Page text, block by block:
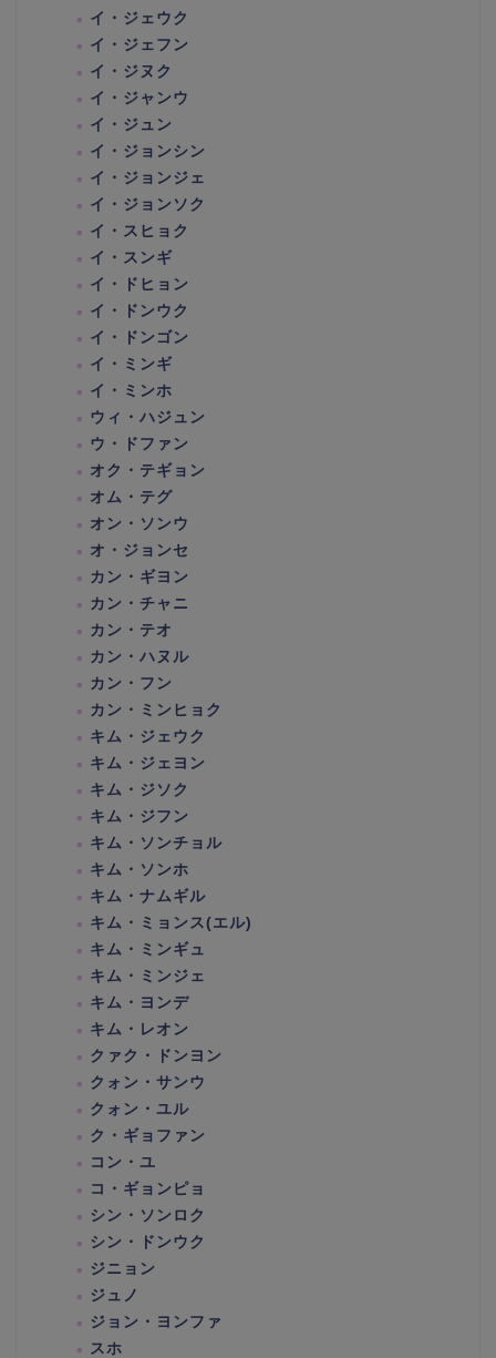
イ・ジェウク
イ・ジェフン
イ・ジヌク
イ・ジャンウ
イ・ジュン
イ・ジョンシン
イ・ジョンジェ
イ・ジョンソク
イ・スヒョク
イ・スンギ
イ・ドヒョン
イ・ドンウク
イ・ドンゴン
イ・ミンギ
イ・ミンホ
ウィ・ハジュン
ウ・ドファン
オク・テギョン
オム・テグ
オン・ソンウ
オ・ジョンセ
カン・ギヨン
カン・チャニ
カン・テオ
カン・ハヌル
カン・フン
カン・ミンヒョク
キム・ジェウク
キム・ジェヨン
キム・ジソク
キム・ジフン
キム・ソンチョル
キム・ソンホ
キム・ナムギル
キム・ミョンス(エル)
キム・ミンギュ
キム・ミンジェ
キム・ヨンデ
キム・レオン
クァク・ドンヨン
クォン・サンウ
クォン・ユル
ク・ギョファン
コン・ユ
コ・ギョンピョ
シン・ソンロク
シン・ドンウク
ジニョン
ジュノ
ジョン・ヨンファ
スホ